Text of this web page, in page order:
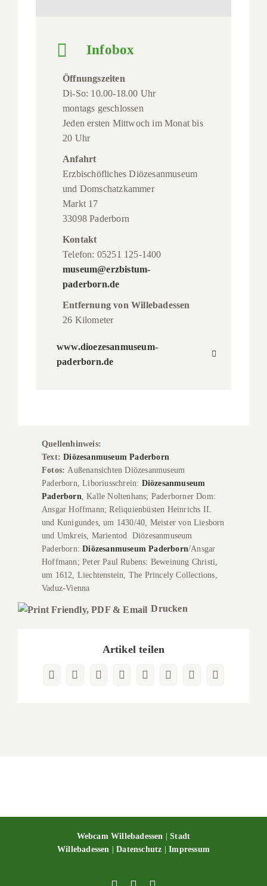
Infobox
Öffnungszeiten
Di-So: 10.00-18.00 Uhr
montags geschlossen
Jeden ersten Mittwoch im Monat bis
20 Uhr
Anfahrt
Erzbischöfliches Diözesanmuseum
und Domschatzkammer
Markt 17
33098 Paderborn
Kontakt
Telefon: 05251 125-1400
museum@erzbistum-
paderborn.de
Entfernung von Willebadessen
26 Kilometer
www.dioezesanmuseum-
paderborn.de
Quellenhinweis:
Text:Diözesanmuseum Paderborn
Fotos:AußenansichtenDiözesanmuseum
Paderborn, Liboriusschrein: Diözesanmuseum
Paderborn, Kalle Noltenhans; Paderborner Dom:
Ansgar Hoffmann; Reliquienbüsten Heinrichs II.
und Kunigundes, um 1430/40, Meister von Liesborn
und Umkreis, Marientod Diözesanmuseum
Paderborn:Diözesanmuseum Paderborn/Ansgar
Hoffmann; Peter Paul Rubens: Beweinung Christi,
um 1612, Liechtenstein, The Princely Collections,
Vaduz-Vienna
Drucken
Artikel teilen
Facebook
X RedditLinkedInWhatsApp
Pinterest
Vk
E-
Webcam Willebadessen |Stadt
Willebadessen |Datenschutz |Impressum